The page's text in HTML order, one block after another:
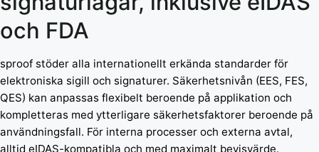
och FDA
sproof stöder alla internationellt erkända standarder för
elektroniska sigill och signaturer. Säkerhetsnivån (EES, FES,
QES) kan anpassas flexibelt beroende på applikation och
kompletteras med ytterligare säkerhetsfaktorer beroende på
användningsfall. För interna processer och externa avtal,
alltid eIDAS-kompatibla och med maximalt bevisvärde.